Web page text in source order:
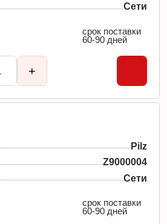
Сети
срок поставки
60-90 дней
+
Pilz
Z9000004
Сети
срок поставки
60-90 дней